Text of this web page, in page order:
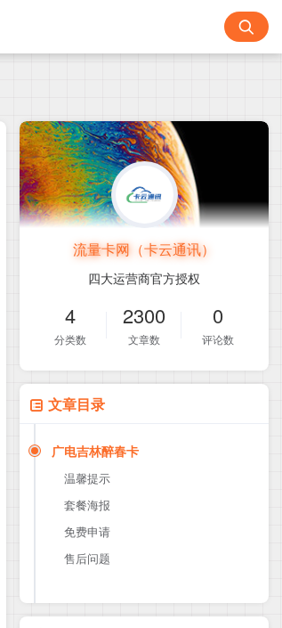
流量卡网（卡云通讯）
四大运营商官方授权
4
分类数
2300
文章数
0
评论数
文章目录
广电吉林醉春卡
温馨提示
套餐海报
免费申请
售后问题